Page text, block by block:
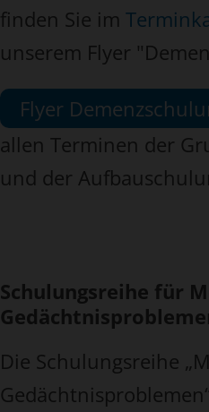
finden Sie im
unserem Flyer
Flyer
allen Terminen der
und der
Schulungsreihe für
Die Schulungsreihe